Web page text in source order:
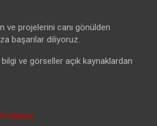
ve projelerini canı gönülden
başarılar diliyoruz.
ve görseller açık kaynaklardan